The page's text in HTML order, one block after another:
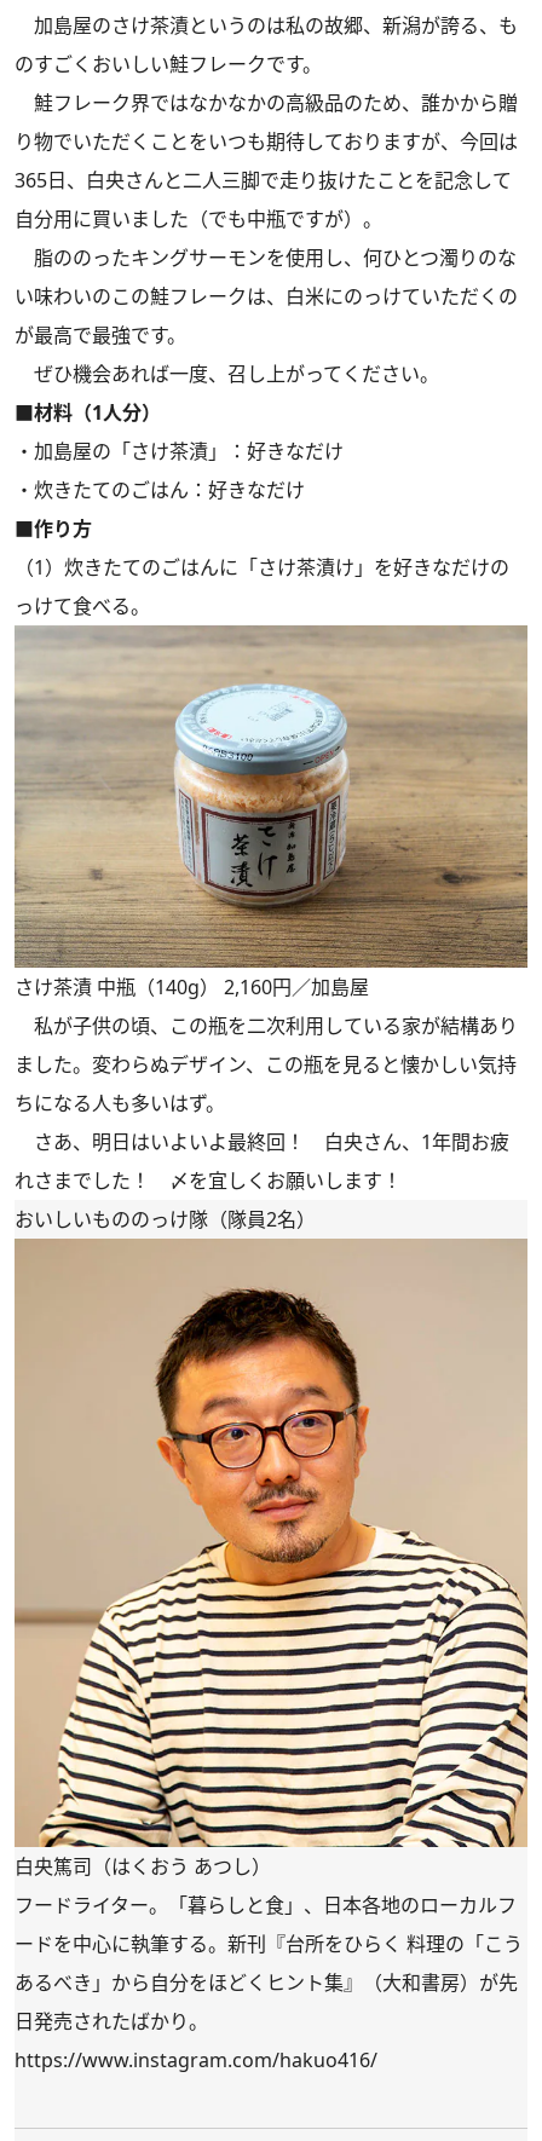
加島屋のさけ茶漬というのは私の故郷、新潟が誇る、も
のすごくおいしい鮭フレークです。
鮭フレーク界ではなかなかの高級品のため、誰かから贈
り物でいただくことをいつも期待しておりますが、今回は
365日、白央さんと二人三脚で走り抜けたことを記念して
自分用に買いました（でも中瓶ですが）。
脂ののったキングサーモンを使用し、何ひとつ濁りのな
い味わいのこの鮭フレークは、白米にのっけていただくの
が最高で最強です。
ぜひ機会あれば一度、召し上がってください。
■材料（1人分）
・加島屋の「さけ茶漬」：好きなだけ
・炊きたてのごはん：好きなだけ
■作り方
（1）炊きたてのごはんに「さけ茶漬け」を好きなだけの
っけて食べる。
さけ茶漬 中瓶（140g） 2,160円／加島屋
私が子供の頃、この瓶を二次利用している家が結構あり
ました。変わらぬデザイン、この瓶を見ると懐かしい気持
ちになる人も多いはず。
さあ、明日はいよいよ最終回！ 白央さん、1年間お疲
れさまでした！ 〆を宜しくお願いします！
おいしいもののっけ隊（隊員2名）
白央篤司（はくおう あつし）
フードライター。「暮らしと食」、日本各地のローカルフ
ードを中心に執筆する。新刊 『台所をひらく 料理の「こう
あるべき」から自分をほどくヒント集』
（大和書房）が先
日発売されたばかり。
https://www.instagram.com/hakuo416/